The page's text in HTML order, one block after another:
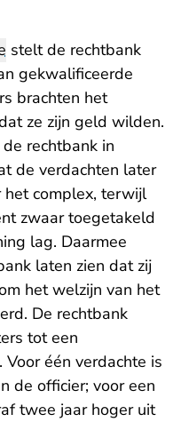
stelt de rechtbank
gekwalificeerde
brachten het
ze zijn geld wilden.
rechtbank in
de verdachten later
complex, terwijl
zwaar toegetakeld
lag. Daarmee
laten zien dat zij
het welzijn van het
De rechtbank
tot een
één verdachte is
de officier; voor een
twee jaar hoger uit